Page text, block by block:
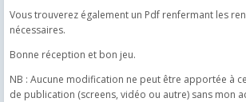
Vous trouverez également un Pdf renfermant les
nécessaires.
Bonne réception et bon jeu.
NB : Aucune modification ne peut être apportée à
de publication (screens, vidéo ou autre) sans mon